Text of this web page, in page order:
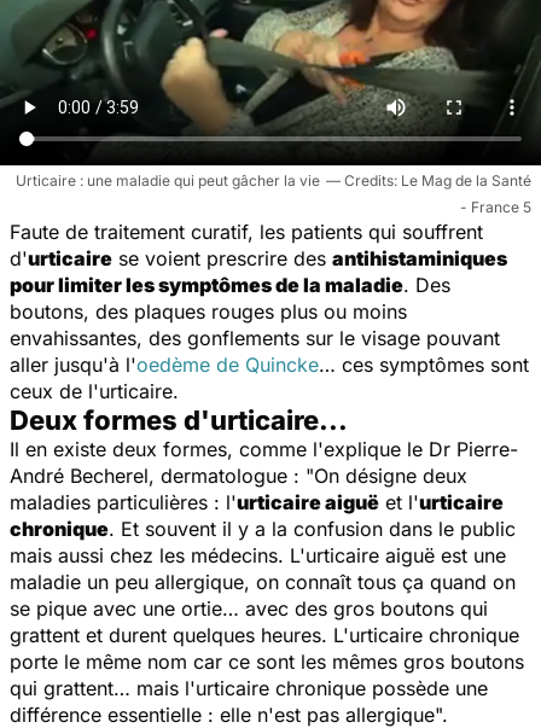
Urticaire : une maladie qui peut gâcher la vie
Le Mag de la Santé
- France 5
Faute de traitement curatif, les patients qui souffrent
d'urticaire se voient prescrire des antihistaminiques
pour limiter les symptômes de la maladie. Des
boutons, des plaques rouges plus ou moins
envahissantes, des gonflements sur le visage pouvant
aller jusqu'à l'oedème de Quincke… ces symptômes sont
ceux de l'urticaire.
Deux formes d'urticaire...
Il en existe deux formes, comme l'explique le Dr Pierre-
André Becherel, dermatologue : "On désigne deux
maladies particulières : l'urticaire aiguë et l'urticaire
chronique. Et souvent il y a la confusion dans le public
mais aussi chez les médecins. L'urticaire aiguë est une
maladie un peu allergique, on connaît tous ça quand on
se pique avec une ortie… avec des gros boutons qui
grattent et durent quelques heures. L'urticaire chronique
porte le même nom car ce sont les mêmes gros boutons
qui grattent… mais l'urticaire chronique possède une
différence essentielle : elle n'est pas allergique".